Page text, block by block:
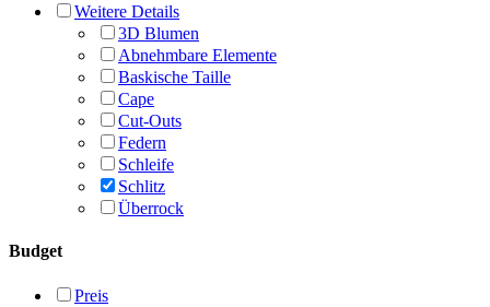
Weitere Details
3D Blumen
Abnehmbare Elemente
Baskische Taille
Cape
Cut-Outs
Federn
Schleife
Schlitz
Überrock
Budget
Preis